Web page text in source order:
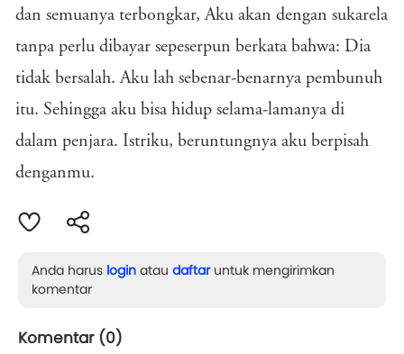
dan semuanya terbongkar, Aku akan dengan sukarela
tanpa perlu dibayar sepeserpun berkata bahwa: Dia
tidak bersalah. Aku lah sebenar-benarnya pembunuh
itu. Sehingga aku bisa hidup selama-lamanya di
dalam penjara. Istriku, beruntungnya aku berpisah
denganmu.
Anda harus login atau daftaruntuk mengirimkan
komentar
Komentar (0)